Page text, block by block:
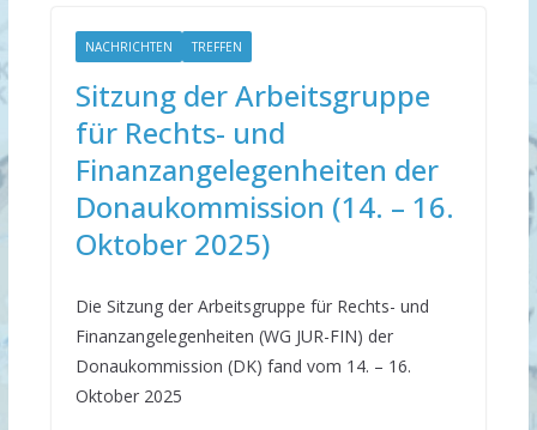
NACHRICHTEN TREFFEN
Sitzung der Arbeitsgruppe
für Rechts- und
Finanzangelegenheiten der
Donaukommission (14. – 16.
Oktober 2025)
Die Sitzung der Arbeitsgruppe für Rechts- und
Finanzangelegenheiten (WG JUR-FIN) der
Donaukommission (DK) fand vom 14. – 16.
Oktober 2025